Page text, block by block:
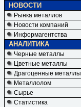
НОВОСТИ
Рынка металлов
Новости компаний
Информагентства
АНАЛИТИКА
Черные металлы
Цветные металлы
Драгоценные металлы
Металлолом
Сырье
Статистика